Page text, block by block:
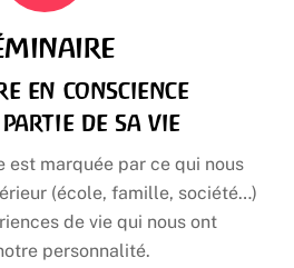
en conscience
partie de sa vie
est marquée par ce qui nous
(école, famille, société…)
de vie qui nous ont
personnalité.